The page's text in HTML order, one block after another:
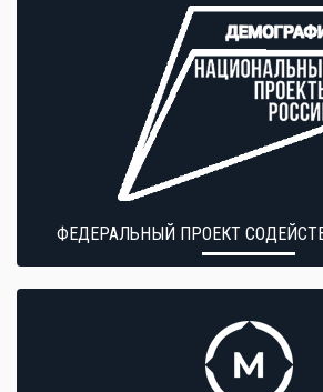
ФЕДЕРАЛЬНЫЙ ПРОЕКТ